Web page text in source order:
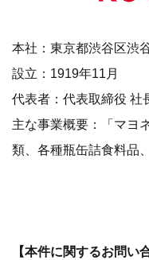
本社：東京都渋谷区渋
設立：1919年11月
代表者：代表取締役
主な事業概要：「マヨ
類、各種瓶缶詰食料品
【本件に関するお問い